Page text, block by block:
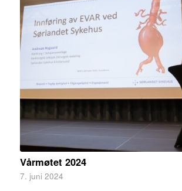
Vårmøtet 2024
7. juni 2024